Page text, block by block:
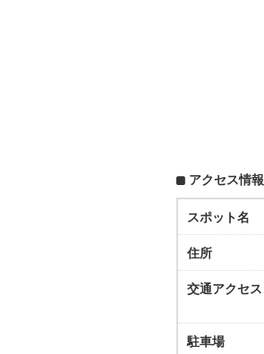
アクセス情報
スポット名
住所
交通アクセス
駐車場